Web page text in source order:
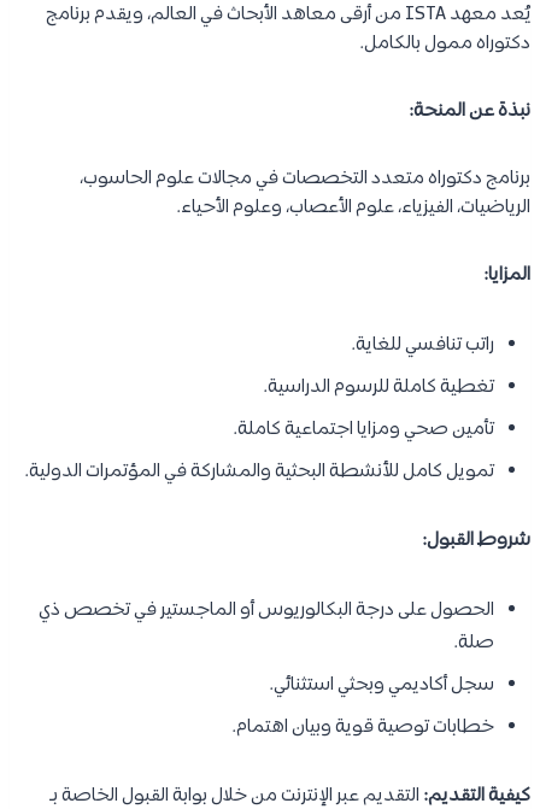
يُعد معهد ISTA من أرقى معاهد الأبحاث في العالم، ويقدم برنامج
دكتوراه ممول بالكامل.
نبذة عن المنحة:
برنامج دكتوراه متعدد التخصصات في مجالات علوم الحاسوب،
الرياضيات، الفيزياء، علوم الأعصاب، وعلوم الأحياء.
المزايا:
راتب تنافسي للغاية.
تغطية كاملة للرسوم الدراسية.
تأمين صحي ومزايا اجتماعية كاملة.
تمويل كامل للأنشطة البحثية والمشاركة في المؤتمرات الدولية.
شروط القبول:
الحصول على درجة البكالوريوس أو الماجستير في تخصص ذي
صلة.
سجل أكاديمي وبحثي استثنائي.
خطابات توصية قوية وبيان اهتمام.
كيفية التقديم: التقديم عبر الإنترنت من خلال بوابة القبول الخاصة بـ